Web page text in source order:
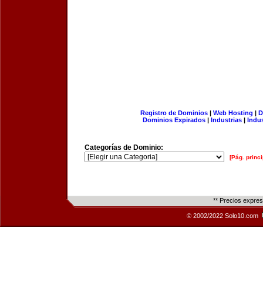
Registro de Dominios| Web Hosting |
Dominios Expirados | Industrias |
Categorías de Dominio:
[Pág.
** Precios
© 2002/2022 Solo10.com